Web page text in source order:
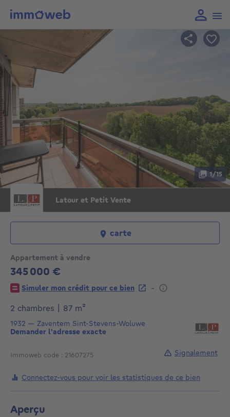
Appartement à vendre
345 000 €
345000€
Simuler mon crédit pour ce bien
-
2 chambres
87 m²
1932 — Zaventem Sint-Stevens-Woluwe
Demander l'adresse exacte
Immoweb code : 21607275
Latour et Petit Vente
1/15
carte
Connectez-vous pour voir les statistiques de ce bien
Signalement
Aperçu